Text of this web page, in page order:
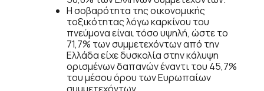
Η σοβαρότητα της οικονομικής
τοξικότητας λόγω καρκίνου του
πνεύμονα είναι τόσο υψηλή, ώστε το
71,7% των συμμετεχόντων από την
Ελλάδα είχε δυσκολία στην κάλυψη
ορισμένων δαπανών έναντι του 45,7%
του μέσου όρου των Ευρωπαίων